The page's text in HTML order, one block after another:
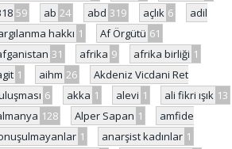
59 ab 24 abd 319 açlık 6
adil
hakkı 1 Af Örgütü 61
31 afrika 9 afrika birliği 1
1 aihm 26
Akdeniz Vicdani Ret
6 akka 1 alevi 1 ali fikri ışık 13
128 Alper Sapan 1
amfide
1 anarşist kadınlar 1